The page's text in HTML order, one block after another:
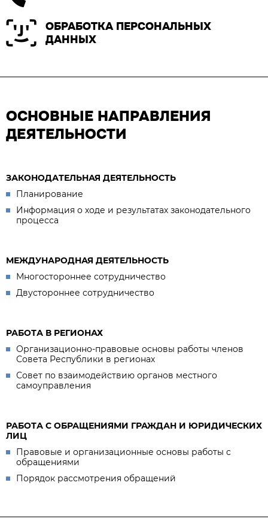
ОБРАБОТКА ПЕРСОНАЛЬНЫХ
ДАННЫХ
ОСНОВНЫЕ НАПРАВЛЕНИЯ
ДЕЯТЕЛЬНОСТИ
ЗАКОНОДАТЕЛЬНАЯ ДЕЯТЕЛЬНОСТЬ
Планирование
Информация о ходе и результатах законодательного
процесса
МЕЖДУНАРОДНАЯ ДЕЯТЕЛЬНОСТЬ
Многостороннее сотрудничество
Двустороннее сотрудничество
РАБОТА В РЕГИОНАХ
Организационно-правовые основы работы членов
Совета Республики в регионах
Совет по взаимодействию органов местного
самоуправления
РАБОТА С ОБРАЩЕНИЯМИ ГРАЖДАН И ЮРИДИЧЕСКИХ
ЛИЦ
Правовые и организационные основы работы с
обращениями
Порядок рассмотрения обращений